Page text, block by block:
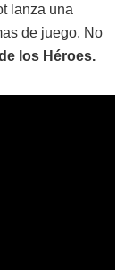
lanza una
de juego. No
los Héroes.